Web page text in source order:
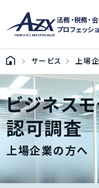
法務・税務・
プロフェッシ
サービス 上場
ビジネス
認可調査
上場企業の方へ